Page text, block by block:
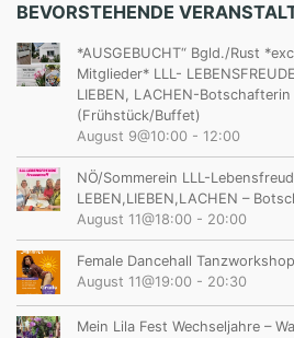
BEVORSTEHENDE
*AUSGEBUCHT“ Bgld./Rust
Mitglieder* LLL-
LIEBEN, LACHEN-
(Frühstück/Buffet)
August 9@10:00 - 12:00
NÖ/Sommerein LLL-
LEBEN,LIEBEN,LACHEN –
August 11@18:00 - 20:00
Female Dancehall Tanzworkshop
August 11@19:00 - 20:30
Mein Lila Fest Wechseljahre –